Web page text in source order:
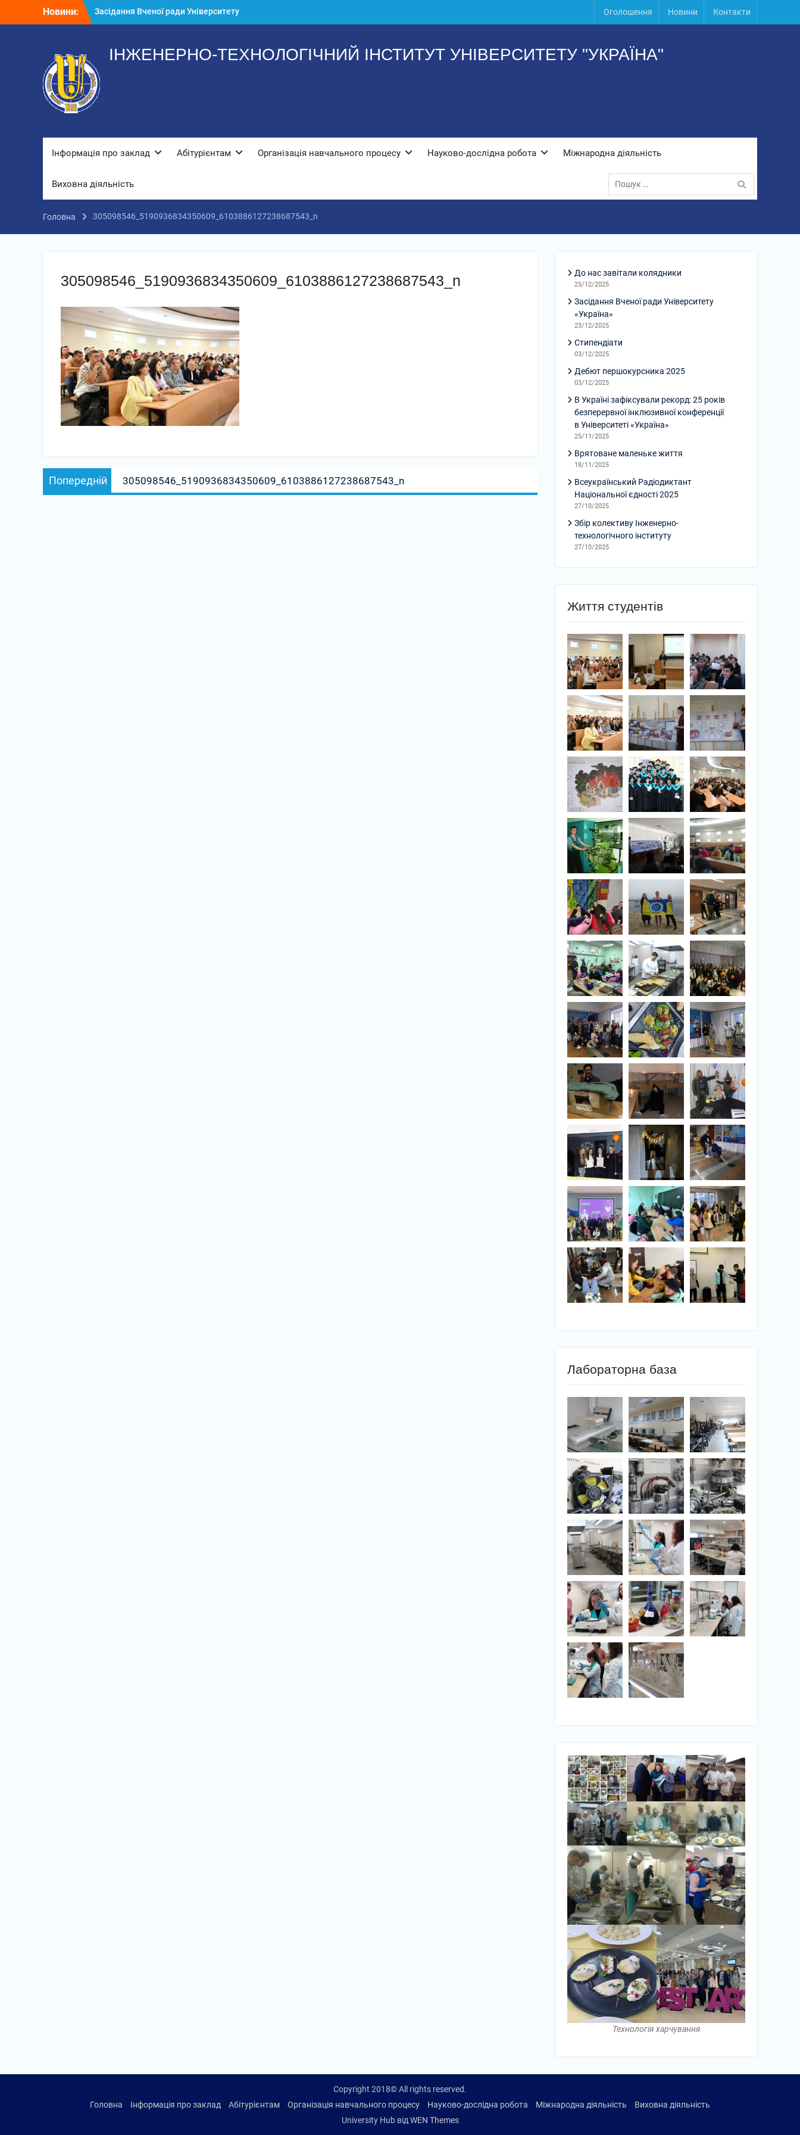
Новини:
Засідання Вченої ради Університету
Оголошення Новини Контакти
ІНЖЕНЕРНО-ТЕХНОЛОГІЧНИЙ ІНСТИТУТ УНІВЕРСИТЕТУ "УКРАЇНА"
Інформація про заклад Абітурієнтам Організація навчального процесу Науково-дослідна робота Міжнародна діяльність
Виховна діяльність
Пошук:
Головна 305098546_5190936834350609_6103886127238687543_n
305098546_5190936834350609_6103886127238687543_n
Навігація
записів
Попередній
запис:
305098546_5190936834350609_6103886127238687543_n
До нас завітали колядники
25/12/2025
Засідання Вченої ради Університету
«Україна»
23/12/2025
Стипендіати
03/12/2025
Дебют першокурсника 2025
03/12/2025
В Україні зафіксували рекорд: 25 років
безперервної інклюзивної конференції
в Університеті «Україна»
25/11/2025
Врятоване маленьке життя
18/11/2025
Всеукраїнський Радіодиктант
Національної єдності 2025
27/10/2025
Збір колективу Інженерно-
технологічного інституту
27/10/2025
Життя студентів
Лабораторна база
Технологія харчування
Copyright 2018© All rights reserved.
Головна
Інформація про заклад Абітурієнтам Організація навчального процесу Науково-дослідна робота Міжнародна діяльність
Виховна діяльність
University Hub від WEN Themes